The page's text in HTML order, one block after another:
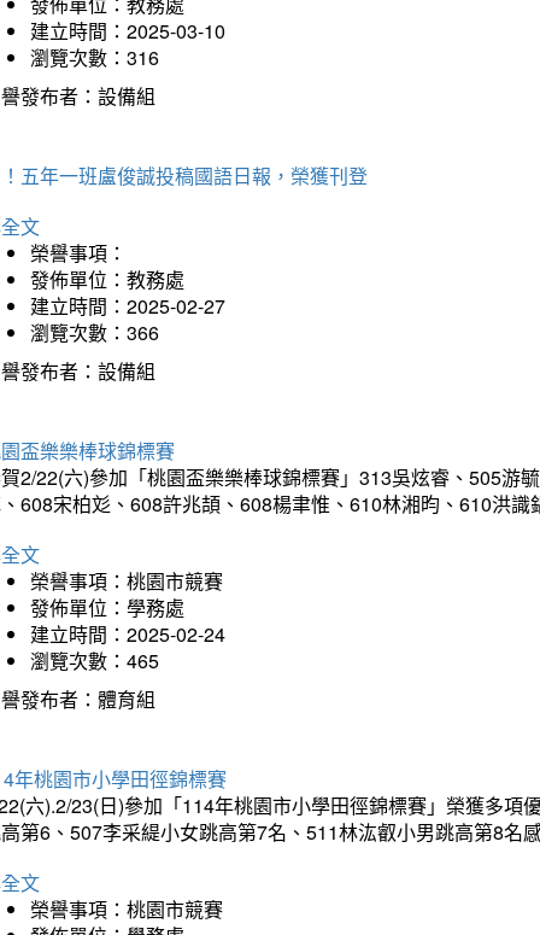
建立時間：2025-03-10
瀏覽次數：316
發布者：設備組
五年一班盧俊誠投稿國語日報，榮獲刊登
文
榮譽事項：
發佈單位：教務處
建立時間：2025-02-27
瀏覽次數：366
發布者：設備組
盃樂樂棒球錦標賽
2/22(六)參加「桃園盃樂樂棒球錦標賽」313吳炫睿、505游
608宋柏彣、608許兆頡、608楊聿惟、610林湘昀、610洪
文
榮譽事項：桃園市競賽
發佈單位：學務處
建立時間：2025-02-24
瀏覽次數：465
發布者：體育組
年桃園市小學田徑錦標賽
六).2/23(日)參加「114年桃園市小學田徑錦標賽」榮獲多
第6、507李采緹小女跳高第7名、511林汯叡小男跳高第8名
文
榮譽事項：桃園市競賽